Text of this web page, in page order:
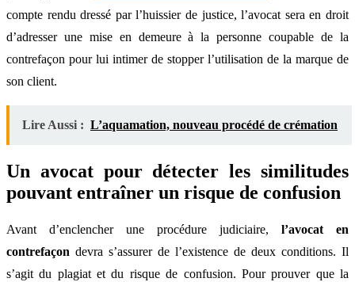
compte rendu dressé par l’huissier de justice, l’avocat sera en droit
d’adresser une mise en demeure à la personne coupable de la
contrefaçon pour lui intimer de stopper l’utilisation de la marque de
son client.
Lire Aussi : L’aquamation, nouveau procédé de crémation
Un avocat pour détecter les similitudes
pouvant entraîner un risque de confusion
Avant d’enclencher une procédure judiciaire, l’avocat en
contrefaçon devra s’assurer de l’existence de deux conditions. Il
s’agit du plagiat et du risque de confusion. Pour prouver que la